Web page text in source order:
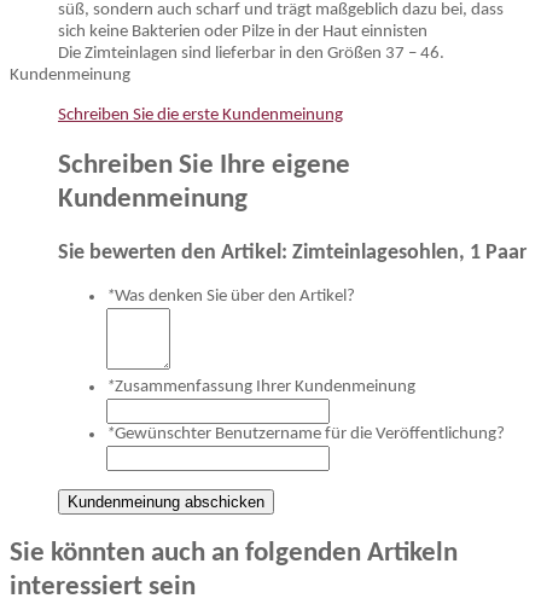
süß, sondern auch scharf und trägt maßgeblich dazu bei, dass
sich keine Bakterien oder Pilze in der Haut einnisten
Die Zimteinlagen sind lieferbar in den Größen 37 – 46.
Kundenmeinung
Schreiben Sie die erste Kundenmeinung
Schreiben Sie Ihre eigene
Kundenmeinung
Sie bewerten den Artikel: Zimteinlagesohlen, 1 Paar
*Was denken Sie über den Artikel?
*Zusammenfassung Ihrer Kundenmeinung
*Gewünschter Benutzername für die Veröffentlichung?
Kundenmeinung abschicken
Sie könnten auch an folgenden Artikeln
interessiert sein